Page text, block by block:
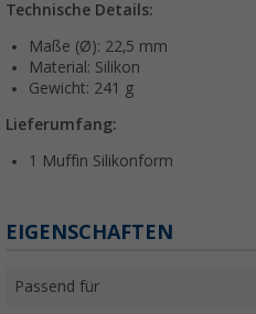
Technische Details:
Maße (Ø): 22,5 mm
Material: Silikon
Gewicht: 241 g
Lieferumfang:
1 Muffin Silikonform
EIGENSCHAFTEN
Passend für